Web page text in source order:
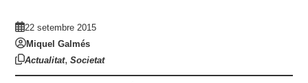
22 setembre 2015
Miquel Galmés
Actualitat,Societat